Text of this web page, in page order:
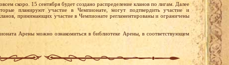
скоро. 15 сентября будет создано распределение кланов по лигам. Далее
планируют участие в Чемпионате, могут подтвердить участие и
принимающих участие в Чемпионате регламентированы и ограничены
Арены можно ознакомиться в библиотеке Арены, в соответствующем